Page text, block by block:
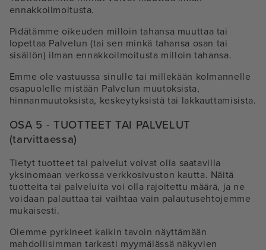
ennakkoilmoitusta.
Pidätämme oikeuden milloin tahansa muuttaa tai
lopettaa Palvelun (tai sen minkä tahansa osan tai
sisällön) ilman ennakkoilmoitusta milloin tahansa.
Emme ole vastuussa sinulle tai millekään kolmannelle
osapuolelle mistään Palvelun muutoksista,
hinnanmuutoksista, keskeytyksistä tai lakkauttamisista.
OSA 5 - TUOTTEET TAI PALVELUT
(tarvittaessa)
Tietyt tuotteet tai palvelut voivat olla saatavilla
yksinomaan verkossa verkkosivuston kautta. Näitä
tuotteita tai palveluita voi olla rajoitettu määrä, ja ne
voidaan palauttaa tai vaihtaa vain palautusehtojemme
mukaisesti.
Olemme pyrkineet kaikin tavoin näyttämään
mahdollisimman tarkasti myymälässä näkyvien